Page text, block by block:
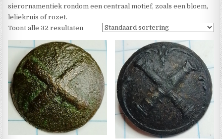
sierornamentiek rondom een centraal motief, zoals een bloem,
leliekruis of rozet.
Toont alle 32 resultaten